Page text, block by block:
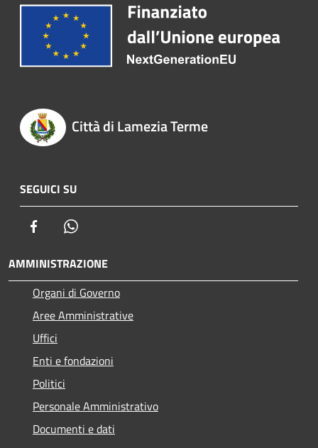
Città di Lamezia Terme
SEGUICI SU
Facebook
AMMINISTRAZIONE
Organi di Governo
Aree Amministrative
Uffici
Enti e fondazioni
Politici
Personale Amministrativo
Documenti e dati